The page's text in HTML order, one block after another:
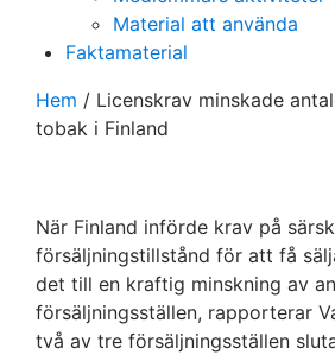
Material att använda
Faktamaterial
Hem / Licenskrav minskade
tobak i Finland
När Finland införde krav på
försäljningstillstånd för att få
det till en kraftig minskning av
försäljningsställen, rapporterar
två av tre försäljningsställen